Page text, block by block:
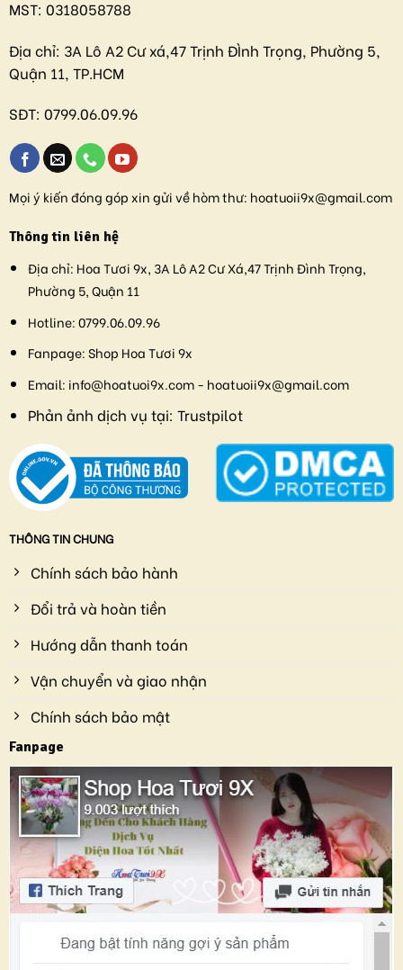
MST: 0318058788
Địa chỉ: 3A Lô A2 Cư xá,47 Trịnh ĐÌnh Trọng, Phường 5,
Quận 11, TP.HCM
SĐT: 0799.06.09.96
Mọi ý kiến đóng góp xin gửi về hòm thư: hoatuoii9x@gmail.com
Thông tin liên hệ
Địa chỉ: Hoa Tươi 9x, 3A Lô A2 Cư Xá,47 Trịnh Đình Trọng,
Phường 5, Quận 11
Hotline:0799.06.09.96
Fanpage:Shop Hoa Tươi 9x
Email: info@hoatuoi9x.com - hoatuoii9x@gmail.com
Phản ảnh dịch vụ tại: Trustpilot
THÔNG TIN CHUNG
Chính sách bảo hành
Đổi trả và hoàn tiền
Hướng dẫn thanh toán
Vận chuyển và giao nhận
Chính sách bảo mật
Fanpage